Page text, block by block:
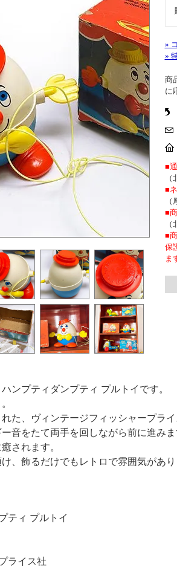
»
»
商
に
■
■
■
■
保
ま
ンプティダンプティ プルトイです。
れた、ヴィンテージフィッシャープラ
音をたて両手を回しながら前に進み
されます。
、飾るだけでもレトロで雰囲気があ
ティ プルトイ
ライス社